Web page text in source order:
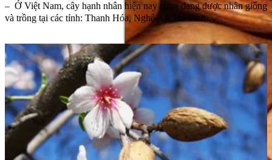
– Ở Việt Nam, cây hạnh nhân hiện nay cũng đang được nhân giống
và trồng tại các tỉnh: Thanh Hóa, Nghệ An, Hà Tĩnh…